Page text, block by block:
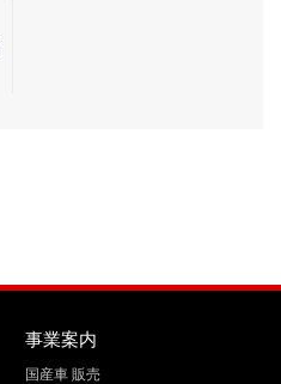
事業案内
国産車 販売